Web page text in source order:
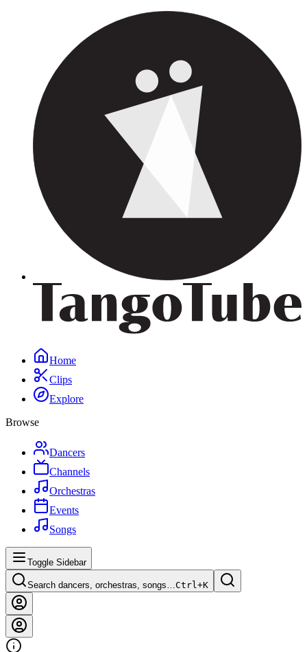
Home
Clips
Explore
Browse
Dancers
Channels
Orchestras
Events
Songs
Toggle Sidebar
Search dancers, orchestras, songs…Ctrl+K